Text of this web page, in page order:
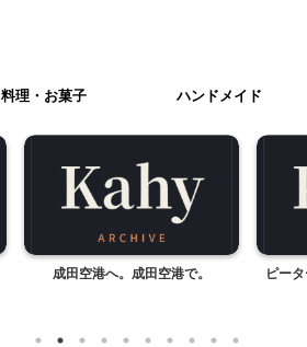
料理・お菓子 ハンドメイド
ピーターラビットのままごとキッ